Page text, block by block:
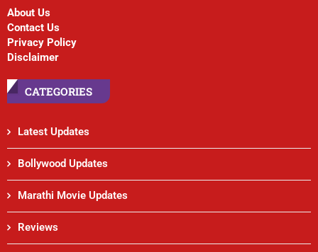
About Us
Contact Us
Privacy Policy
Disclaimer
CATEGORIES
Latest Updates
Bollywood Updates
Marathi Movie Updates
Reviews